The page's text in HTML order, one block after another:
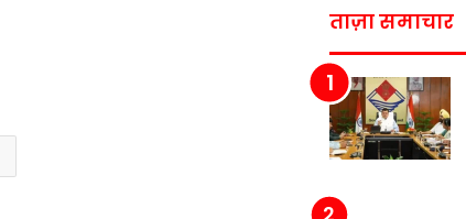
ताज़ा समाचार